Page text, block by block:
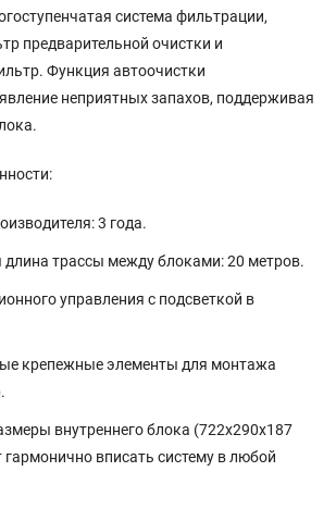
система фильтрации,
предварительной очистки и
Функция автоочистки
неприятных запахов, поддерживая
3 года.
трассы между блоками: 20 метров.
управления с подсветкой в
крепежные элементы для монтажа
внутреннего блока (722x290x187
вписать систему в любой